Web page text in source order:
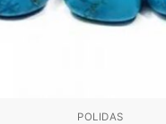
POLIDAS